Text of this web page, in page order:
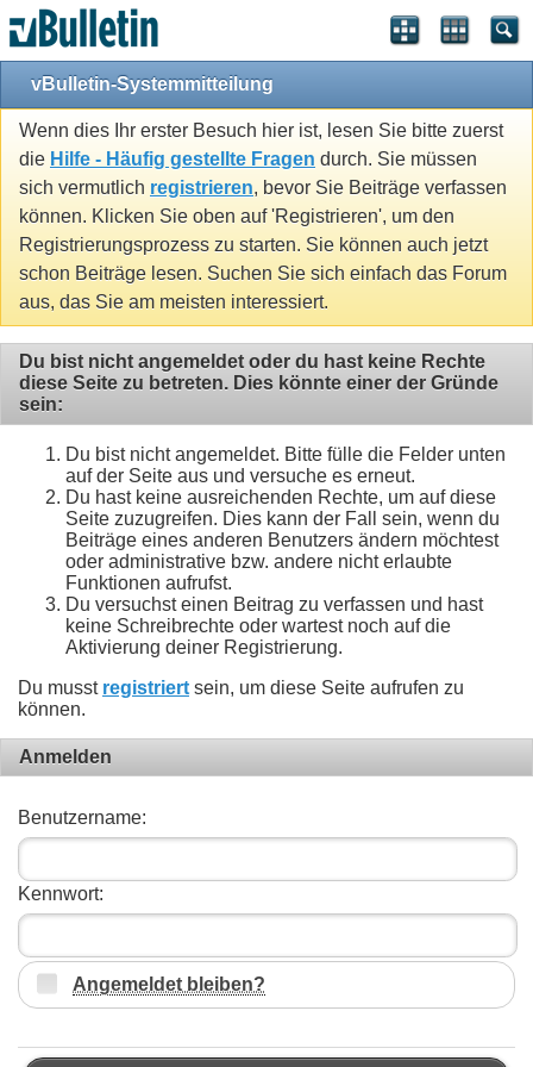
vBulletin-Systemmitteilung
Wenn dies Ihr erster Besuch hier ist, lesen Sie bitte zuerst
die Hilfe - Häufig gestellte Fragen durch. Sie müssen
sich vermutlich registrieren, bevor Sie Beiträge verfassen
können. Klicken Sie oben auf 'Registrieren', um den
Registrierungsprozess zu starten. Sie können auch jetzt
schon Beiträge lesen. Suchen Sie sich einfach das Forum
aus, das Sie am meisten interessiert.
Du bist nicht angemeldet oder du hast keine Rechte
diese Seite zu betreten. Dies könnte einer der Gründe
sein:
Du bist nicht angemeldet. Bitte fülle die Felder unten
auf der Seite aus und versuche es erneut.
Du hast keine ausreichenden Rechte, um auf diese
Seite zuzugreifen. Dies kann der Fall sein, wenn du
Beiträge eines anderen Benutzers ändern möchtest
oder administrative bzw. andere nicht erlaubte
Funktionen aufrufst.
Du versuchst einen Beitrag zu verfassen und hast
keine Schreibrechte oder wartest noch auf die
Aktivierung deiner Registrierung.
Du musst registriert sein, um diese Seite aufrufen zu
können.
Anmelden
Benutzername:
Kennwort:
Angemeldet bleiben?